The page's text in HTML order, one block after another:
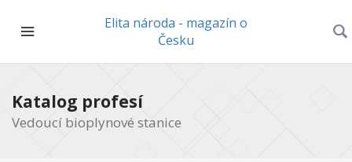
Elita národa - magazín o
Česku
Katalog profesí
Vedoucí bioplynové stanice